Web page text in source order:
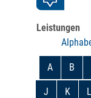
Leistungen
A B
J K L